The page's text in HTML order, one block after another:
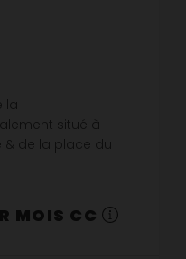
la
situé à
& de la place du
MOIS CC